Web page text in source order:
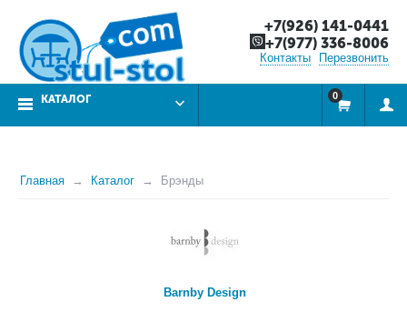
+7(926) 141-0441
+7(977) 336-8006
Контакты Перезвонить
КАТАЛОГ 0
Главная Каталог Брэнды
Barnby Design